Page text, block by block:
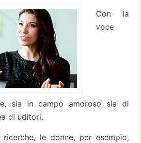
Con la
voce
sia in campo amoroso sia di
di uditori.
ricerche, le donne, per esempio,